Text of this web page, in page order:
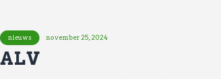
nieuws november 25, 2024
ALV